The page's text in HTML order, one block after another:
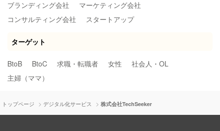
ブランディング会社
マーケティング会社
コンサルティング会社
スタートアップ
ターゲット
BtoB BtoC 求職・転職者 女性
社会人・OL
主婦（ママ）
トップページ >デジタル化サービス >株式会社TechSeeker